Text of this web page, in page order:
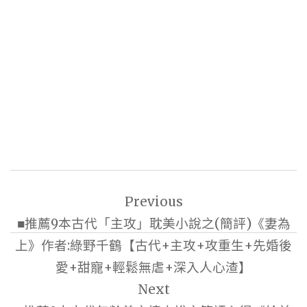
導
覽
Previous
■推薦9本古代「主攻」耽美小說之(簡評)《妻為
上》作者:綠野千鶴【古代+主攻+攻重生+先婚後
愛+甜寵+輕鬆無虐+深入人心渣】
Next